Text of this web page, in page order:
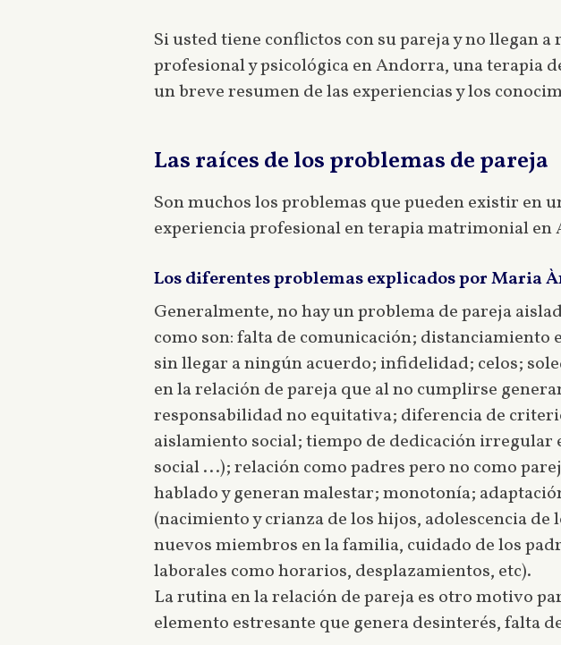
Si usted tiene conflictos con su pareja y no llegan
profesional y psicológica en Andorra, una terapia
un breve resumen de las experiencias y los
Las raíces de los problemas de pareja
Son muchos los problemas que pueden existir en
experiencia profesional en terapia matrimonial
Los diferentes problemas explicados por Maria
Generalmente, no hay un problema de pareja
como son: falta de comunicación;
sin llegar a ningún acuerdo; infidelidad; celos;
en la relación de pareja que al no cumplirse
responsabilidad no equitativa; diferencia de
aislamiento social; tiempo de dedicación
social ...); relación como padres pero no como
hablado y generan malestar; monotonía;
(nacimiento y crianza de los hijos, adolescencia
nuevos miembros en la familia, cuidado de los
laborales como horarios, desplazamientos, etc).
La rutina en la relación de pareja es otro motivo
elemento estresante que genera desinterés, falta